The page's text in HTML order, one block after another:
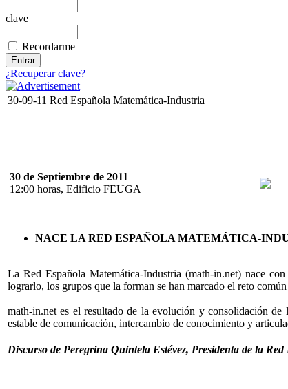
clave
Recordarme
¿Recuperar clave?
30-09-11 Red Española Matemática-Industria
30 de Septiembre de 2011
12:00 horas, Edificio FEUGA
NACE LA RED ESPAÑOLA MATEMÁTICA-
La Red Española Matemática-Industria (math-in.net) nace
lograrlo, los grupos que la forman se han marcado el reto
math-in.net es el resultado de la evolución y consolidación
estable de comunicación, intercambio de conocimiento y
Discurso de Peregrina Quintela Estévez, Presidenta de la